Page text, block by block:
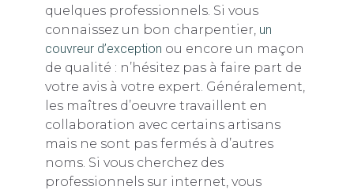
quelques professionnels. Si vous
connaissez un bon charpentier, un
couvreur d’exception ou encore un maçon
de qualité : n’hésitez pas à faire part de
votre avis à votre expert. Généralement,
les maîtres d’oeuvre travaillent en
collaboration avec certains artisans
mais ne sont pas fermés à d’autres
noms. Si vous cherchez des
professionnels sur internet, vous